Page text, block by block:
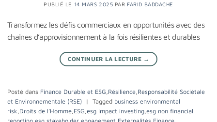
PUBLIÉ LE 14 MARS 2025 PAR FARID BADDACHE
Transformez les défis commerciaux en opportunités avec des
chaînes d’approvisionnement à la fois résilientes et durables
CONTINUER LA LECTURE →
Posté dans Finance Durable et ESG,Résilience,Responsabilité Sociétale
et Environnementale (RSE)
| Tagged business environmental
risk,Droits de l’Homme,ESG,esg impact investing,esg non financial